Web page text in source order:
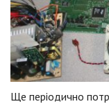
Ще періодично